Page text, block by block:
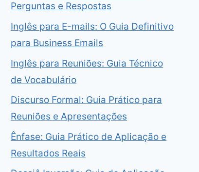
Perguntas e Respostas
Inglês para E-mails: O Guia Definitivo
para Business Emails
Inglês para Reuniões: Guia Técnico
de Vocabulário
Discurso Formal: Guia Prático para
Reuniões e Apresentações
Ênfase: Guia Prático de Aplicação e
Resultados Reais